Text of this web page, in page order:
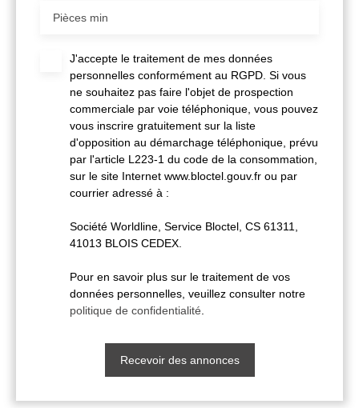
Pièces min
J'accepte le traitement de mes données
personnelles conformément au RGPD. Si vous
ne souhaitez pas faire l'objet de prospection
commerciale par voie téléphonique, vous pouvez
vous inscrire gratuitement sur la liste
d'opposition au démarchage téléphonique, prévu
par l'article L223-1 du code de la consommation,
sur le site Internet www.bloctel.gouv.fr ou par
courrier adressé à :
Société Worldline, Service Bloctel, CS 61311,
41013 BLOIS CEDEX.
Pour en savoir plus sur le traitement de vos
données personnelles, veuillez consulter notre
politique de confidentialité
Recevoir des annonces